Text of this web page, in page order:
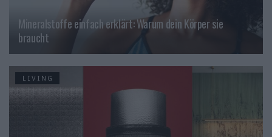
Mineralstoffe einfach erklärt: Warum dein Körper sie
braucht
LIVING